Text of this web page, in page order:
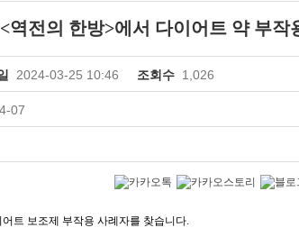
역전의 한방>에서 다이어트 약 부작
2024-03-25 10:46 조회수 1,026
07
트 보조제 부작용 사례자를 찾습니다.
직장여성 성장지원 프로젝트(~6.30)